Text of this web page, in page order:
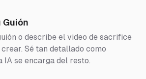
Guión
o describe el video de sacrifice
Sé tan detallado como
se encarga del resto.